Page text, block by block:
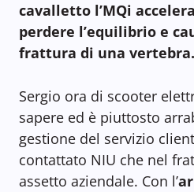
cavalletto l’MQi
perdere l’equilibrio e
frattura di una vertebra.
Sergio ora di scooter
sapere ed è piuttosto
gestione del servizio
contattato NIU che nel
assetto aziendale. Con l’